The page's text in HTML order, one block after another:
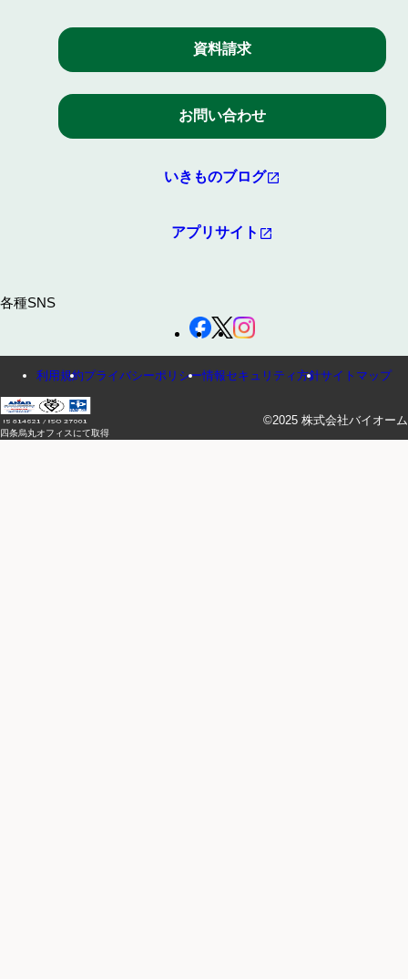
資料請求
お問い合わせ
いきものブログ
アプリサイト
各種SNS
利用規約プライバシーポリシー情報セキュリティ方針サイトマップ
四条烏丸オフィスにて取得
©2025 株式会社バイオーム